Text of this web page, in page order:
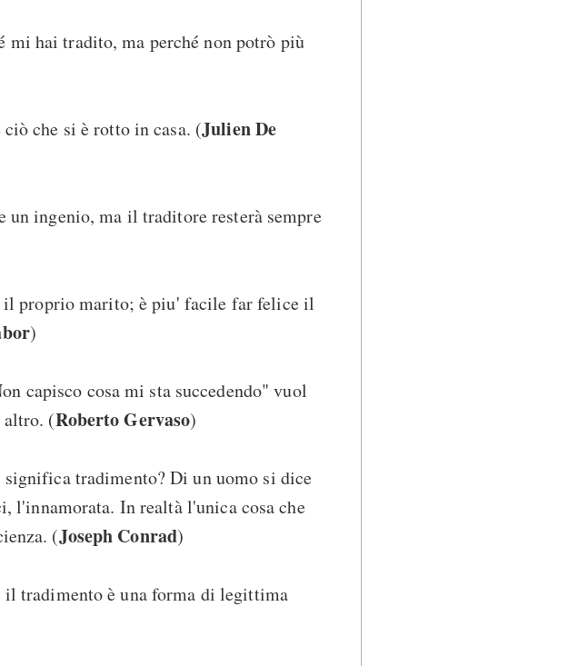
mi hai tradito, ma perché non potrò più
che si è rotto in casa. (Julien De
un ingenio, ma il traditore resterà sempre
proprio marito; è piu' facile far felice il
)
capisco cosa mi sta succedendo" vuol
altro. (Roberto Gervaso)
significa tradimento? Di un uomo si dice
l'innamorata. In realtà l'unica cosa che
(Joseph Conrad)
tradimento è una forma di legittima